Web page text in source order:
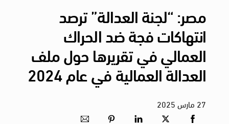
مصر: “لجنة العدالة” ترصد
انتهاكات فجة ضد الحراك
العمالي في تقريرها حول ملف
العدالة العمالية في عام 2024
27 مارس2025